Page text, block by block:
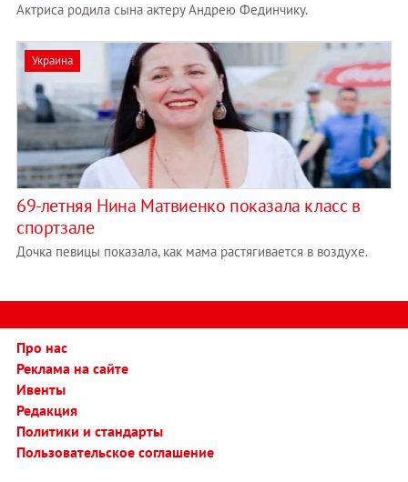
Актриса родила сына актеру Андрею Фединчику.
Украина
69-летняя Нина Матвиенко показала класс в
спортзале
Дочка певицы показала, как мама растягивается в воздухе.
Про нас
Реклама на сайте
Ивенты
Редакция
Политики и стандарты
Пользовательское соглашение